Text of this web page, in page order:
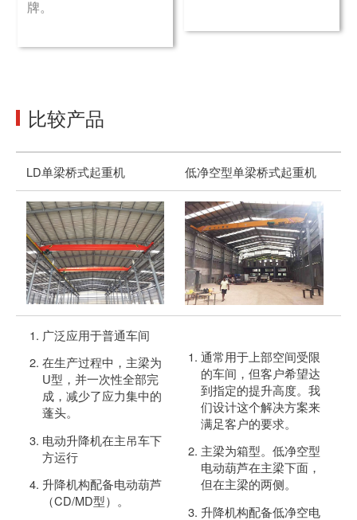
牌。
比较产品
LD单梁桥式起重机 低净空型单梁桥式起重机
广泛应用于普通车间
在生产过程中，主梁为
U型，并一次性全部完
成，减少了应力集中的
蓬头。
电动升降机在主吊车下
方运行
升降机构配备电动葫芦
（CD/MD型）。
通常用于上部空间受限
的车间，但客户希望达
到指定的提升高度。我
们设计这个解决方案来
满足客户的要求。
主梁为箱型。低净空型
电动葫芦在主梁下面，
但在主梁的两侧。
升降机构配备低净空电